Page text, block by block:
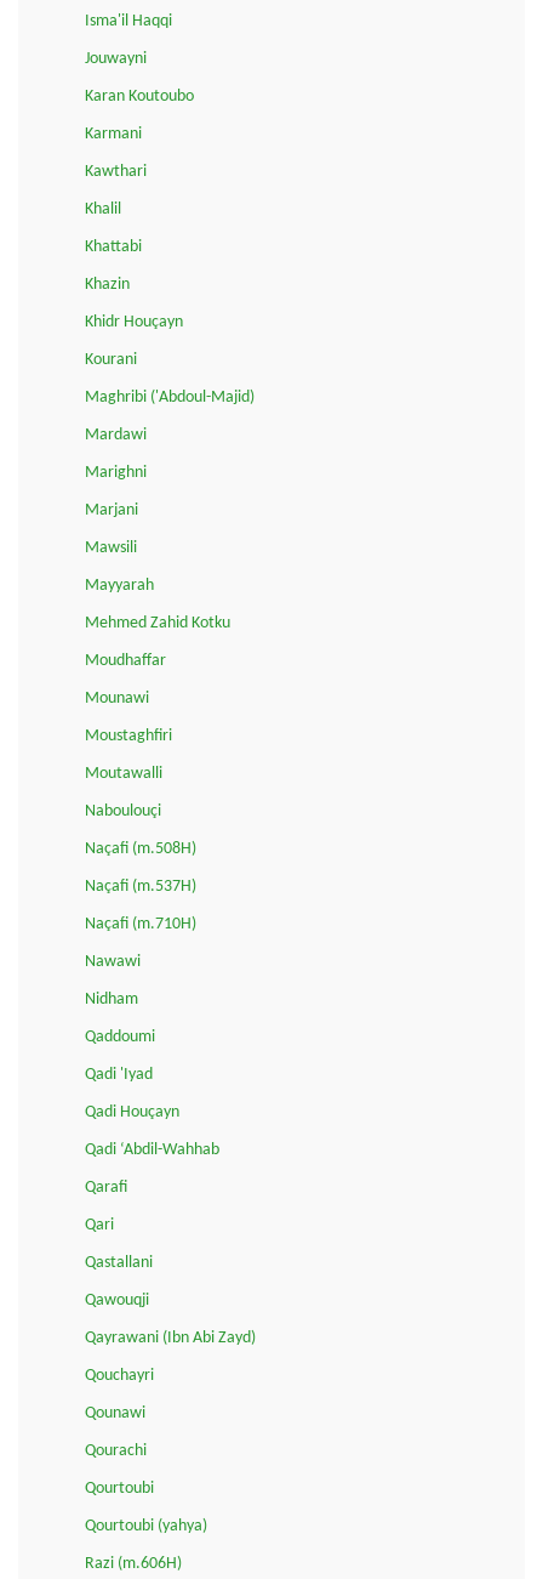
Isma'il Haqqi
Jouwayni
Karan Koutoubo
Karmani
Kawthari
Khalil
Khattabi
Khazin
Khidr Houçayn
Kourani
Maghribi ('Abdoul-Majid)
Mardawi
Marighni
Marjani
Mawsili
Mayyarah
Mehmed Zahid Kotku
Moudhaffar
Mounawi
Moustaghfiri
Moutawalli
Naboulouçi
Naçafi (m.508H)
Naçafi (m.537H)
Naçafi (m.710H)
Nawawi
Nidham
Qaddoumi
Qadi 'Iyad
Qadi Houçayn
Qadi ‘Abdil-Wahhab
Qarafi
Qari
Qastallani
Qawouqji
Qayrawani (Ibn Abi Zayd)
Qouchayri
Qounawi
Qourachi
Qourtoubi
Qourtoubi (yahya)
Razi (m.606H)